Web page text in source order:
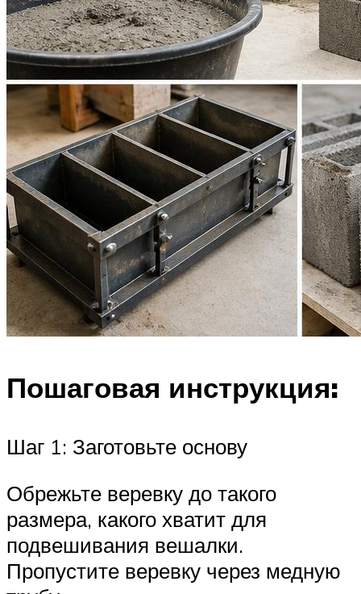
Пошаговая инструкция:
Шаг 1: Заготовьте основу
Обрежьте веревку до такого
размера, какого хватит для
подвешивания вешалки.
Пропустите веревку через медную